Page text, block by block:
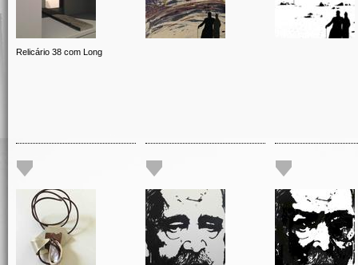
Relicário 38 com Long